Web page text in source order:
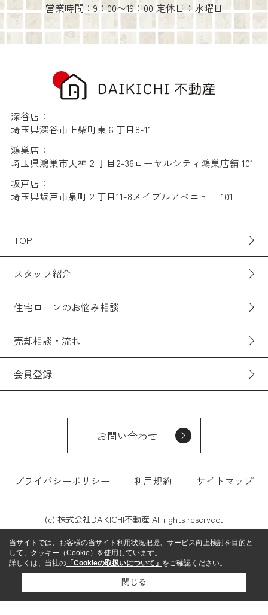
営業時間：9：00〜19：00 定休日：水曜日
深谷店：
埼玉県深谷市上柴町東６丁目8-11
鴻巣店：
埼玉県鴻巣市天神２丁目2-36ローヤルシティ鴻巣店舗 101
坂戸店：
埼玉県坂戸市泉町２丁目11-8メイプルアベニュー 101
TOP
スタッフ紹介
住宅ローンのお悩み相談
売却相談・流れ
会員登録
お問い合わせ
プライバシーポリシー 利用規約 サイトマップ
(c) 株式会社DAIKICHI不動産 All rights reserved.
当サイトでは、お客様の当サイト利用状況把握、サービス向上検討を目的と
して、クッキー（Cookie）を使用しています。
詳しくは、当社の 「Cookieの取扱いについて」 をご確認ください。
閉じる